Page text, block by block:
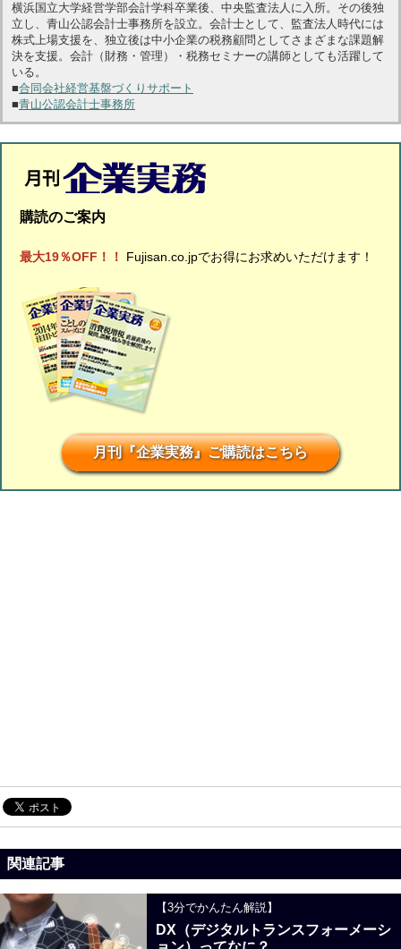
横浜国立大学経営学部会計学科卒業後、中央監査法人に入所。その後独
立し、青山公認会計士事務所を設立。会計士として、監査法人時代には
株式上場支援を、独立後は中小企業の税務顧問としてさまざまな課題解
決を支援。会計（財務・管理）・税務セミナーの講師としても活躍して
いる。
■合同会社経営基盤づくりサポート
■青山公認会計士事務所
購読のご案内
最大19％OFF！！ Fujisan.co.jpでお得にお求めいただけます！
月刊『企業実務』ご購読はこちら
関連記事
【3分でかんたん解説】
DX（デジタルトランスフォーメーシ